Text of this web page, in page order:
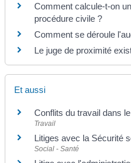
Comment calcule-t-on
procédure civile ?
Comment se déroule
Le juge de proximité
Et aussi
Conflits du travail dans
Travail
Litiges avec la Sécurité
Social - Santé